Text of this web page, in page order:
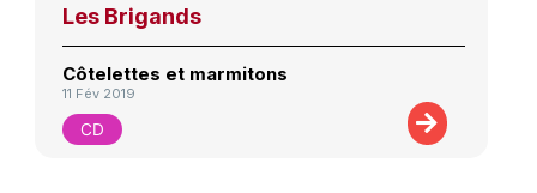
Les Brigands
Côtelettes et marmitons
11 Fév 2019
CD